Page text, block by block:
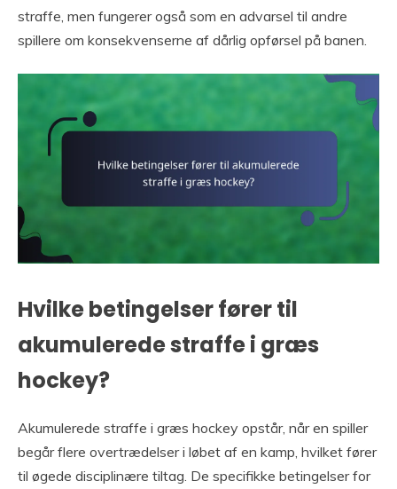
straffe, men fungerer også som en advarsel til andre
spillere om konsekvenserne af dårlig opførsel på banen.
Hvilke betingelser fører til
akumulerede straffe i græs
hockey?
Akumulerede straffe i græs hockey opstår, når en spiller
begår flere overtrædelser i løbet af en kamp, hvilket fører
til øgede disciplinære tiltag. De specifikke betingelser for